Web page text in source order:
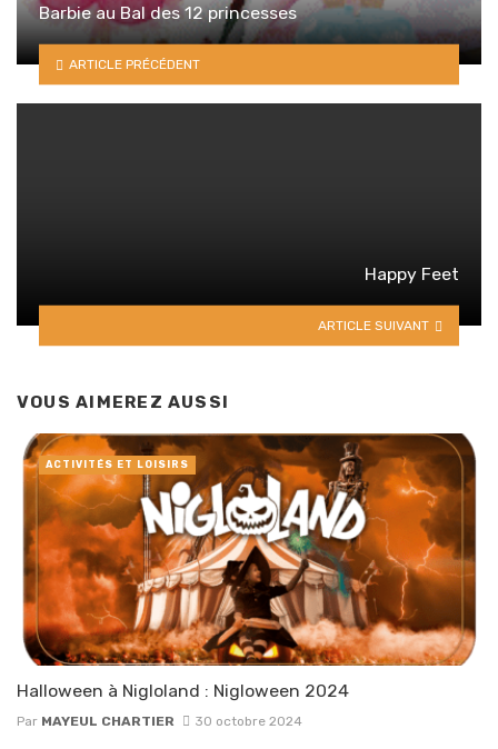
Barbie au Bal des 12 princesses
ARTICLE PRÉCÉDENT
Happy Feet
ARTICLE SUIVANT
VOUS AIMEREZ AUSSI
Halloween à Nigloland : Nigloween 2024
Par MAYEUL CHARTIER 30 octobre 2024
ACTIVITÉS ET LOISIRS